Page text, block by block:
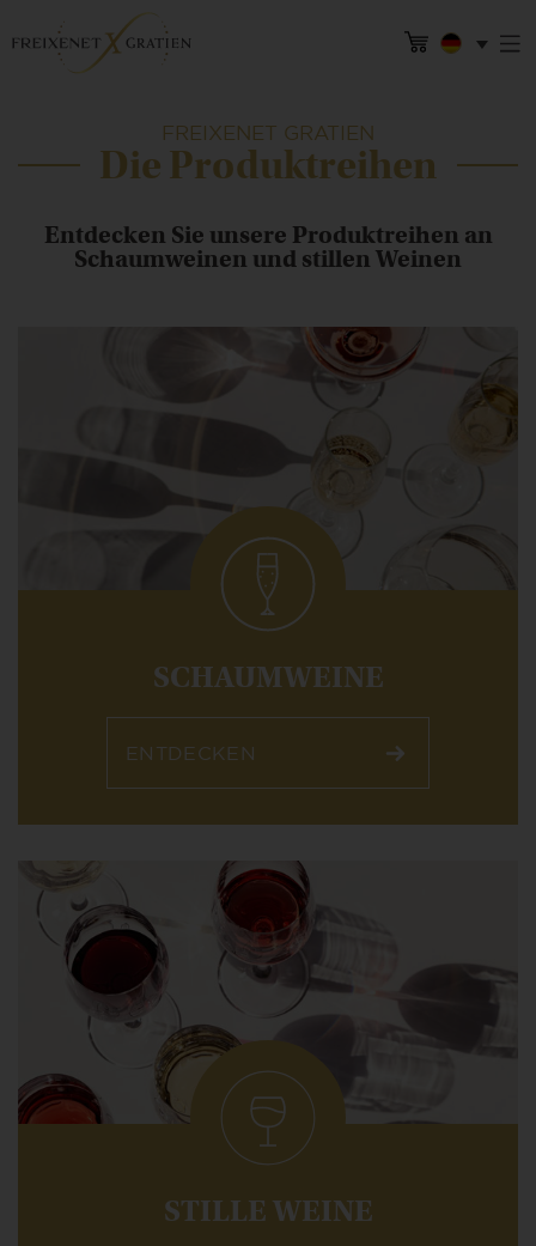
FREIXENET GRATIEN
Die Produktreihen
Entdecken Sie unsere Produktreihen an
Schaumweinen und stillen Weinen
SCHAUMWEINE
ENTDECKEN
STILLE WEINE